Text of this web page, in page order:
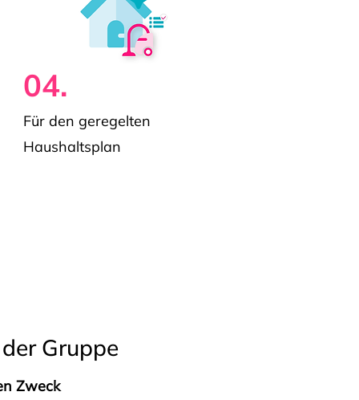
04.
Für den geregelten
Haushaltsplan
Gruppe
Zweck